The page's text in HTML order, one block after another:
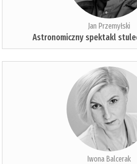
Jan Przemyłski
Astronomiczny spektakl
Iwona Balcerak